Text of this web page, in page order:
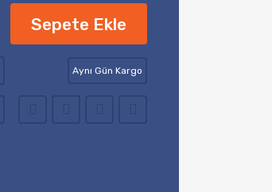
Sepete Ekle
Aynı Gün Kargo